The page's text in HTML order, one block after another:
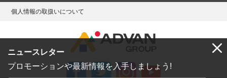
ニュースレター
プロモーションや最新情報を入手しましょう!
個人情報の取扱いについて